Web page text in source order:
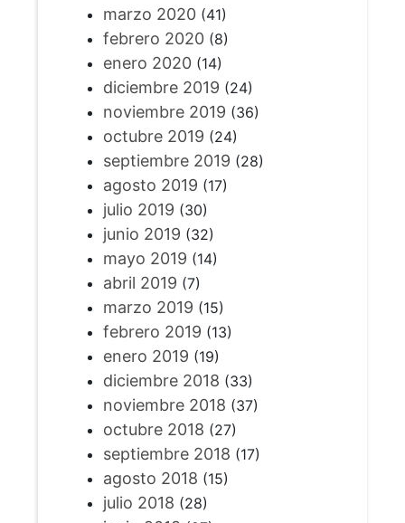
marzo 2020(41)
febrero 2020(8)
enero 2020(14)
diciembre 2019 (24)
noviembre 2019 (36)
octubre 2019 (24)
septiembre 2019 (28)
agosto 2019 (17)
julio 2019 (30)
junio 2019 (32)
mayo 2019 (14)
abril 2019 (7)
marzo 2019 (15)
febrero 2019 (13)
enero 2019 (19)
diciembre 2018 (33)
noviembre 2018 (37)
octubre 2018 (27)
septiembre 2018 (17)
agosto 2018 (15)
julio 2018 (28)